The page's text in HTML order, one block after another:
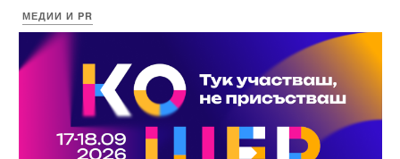
МЕДИИ И PR